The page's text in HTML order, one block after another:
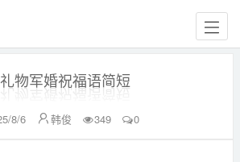
物军婚祝福语简短
8/6 韩俊 349 0